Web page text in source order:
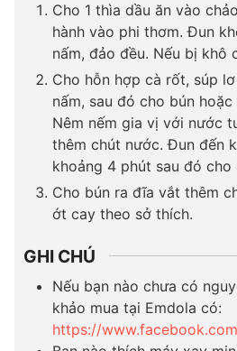
Cho 1 thìa dầu ăn vào
hành vào phi thơm. Đun
nấm, đảo đều. Nếu bị khô
Cho hỗn hợp cà rốt, súp
nấm, sau đó cho bún
Nêm nếm gia vị với nước
thêm chút nước. Đun đến
khoảng 4 phút sau đó cho
Cho bún ra đĩa vắt thêm
ớt cay theo sở thích.
GHI CHÚ
Nếu bạn nào chưa có
khảo mua tại Emdola có:
https://